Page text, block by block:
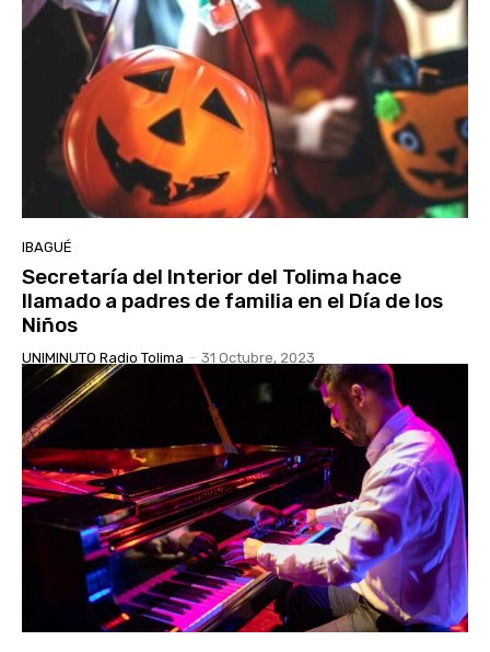
IBAGUÉ
Secretaría del Interior del Tolima hace
llamado a padres de familia en el Día de los
Niños
UNIMINUTO Radio Tolima - 31 Octubre, 2023